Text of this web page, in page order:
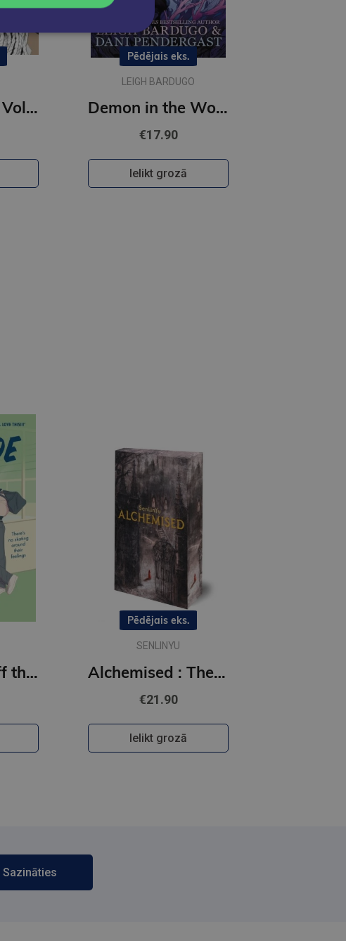
Given, Vol. 9 : Volume 9
Pēdējais eks.
LEIGH BARDUGO
Demon in the Wood : A Shadow and Bone Graphic Novel
€17.90
Ielikt grozā
Collide : #1 Off the Ice series
Pēdējais eks.
SENLINYU
Alchemised : The global fantasy sensation with exclusive features
€21.90
Ielikt grozā
Sazināties